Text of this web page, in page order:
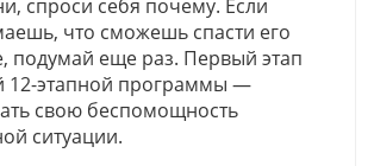
спроси себя почему. Если
что сможешь спасти его
подумай еще раз. Первый этап
12-этапной программы —
свою беспомощность
ситуации.